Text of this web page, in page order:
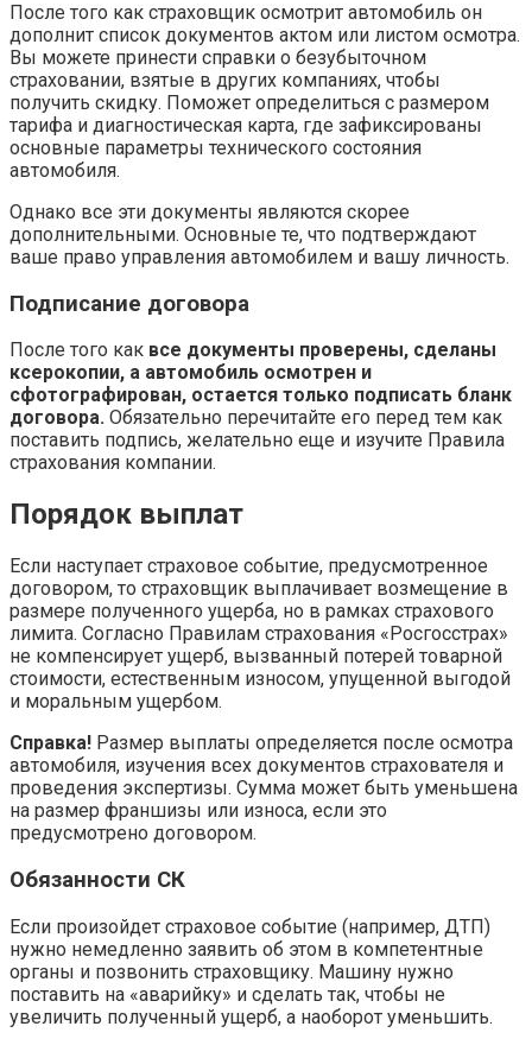
После того как страховщик осмотрит автомобиль он
дополнит список документов актом или листом осмотра.
Вы можете принести справки о безубыточном
страховании, взятые в других компаниях, чтобы
получить скидку. Поможет определиться с размером
тарифа и диагностическая карта, где зафиксированы
основные параметры технического состояния
автомобиля.
Однако все эти документы являются скорее
дополнительными. Основные те, что подтверждают
ваше право управления автомобилем и вашу личность.
Подписание договора
После того как все документы проверены, сделаны
ксерокопии, а автомобиль осмотрен и
сфотографирован, остается только подписать бланк
договора. Обязательно перечитайте его перед тем как
поставить подпись, желательно еще и изучите Правила
страхования компании.
Порядок выплат
Если наступает страховое событие, предусмотренное
договором, то страховщик выплачивает возмещение в
размере полученного ущерба, но в рамках страхового
лимита. Согласно Правилам страхования «Росгосстрах»
не компенсирует ущерб, вызванный потерей товарной
стоимости, естественным износом, упущенной выгодой
и моральным ущербом.
Справка! Размер выплаты определяется после осмотра
автомобиля, изучения всех документов страхователя и
проведения экспертизы. Сумма может быть уменьшена
на размер франшизы или износа, если это
предусмотрено договором.
Обязанности СК
Если произойдет страховое событие (например, ДТП)
нужно немедленно заявить об этом в компетентные
органы и позвонить страховщику. Машину нужно
поставить на «аварийку» и сделать так, чтобы не
увеличить полученный ущерб, а наоборот уменьшить.